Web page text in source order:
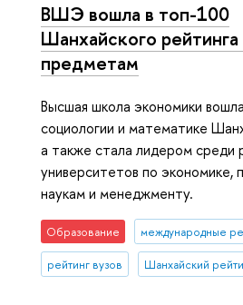
ВШЭ вошла в топ-100
Шанхайского
предметам
Высшая школа экономики
социологии и математике
а также стала лидером среди
университетов по экономике,
наукам и менеджменту.
Образование международные
рейтинг вузов Шанхайский